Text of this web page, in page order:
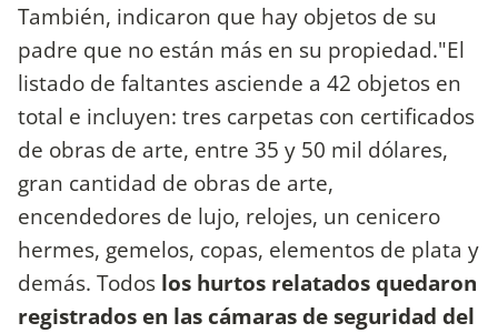
También, indicaron que hay objetos de su
padre que no están más en su propiedad."El
listado de faltantes asciende a 42 objetos en
total e incluyen: tres carpetas con certificados
de obras de arte, entre 35 y 50 mil dólares,
gran cantidad de obras de arte,
encendedores de lujo, relojes, un cenicero
hermes, gemelos, copas, elementos de plata y
demás. Todos los hurtos relatados quedaron
registrados en las cámaras de seguridad del